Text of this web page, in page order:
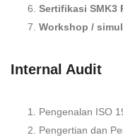
Sertifikasi SMK3
Workshop /
Internal Audit
Pengenalan ISO
Pengertian dan